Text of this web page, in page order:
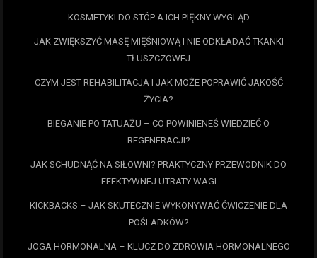
KOSMETYKI DO STÓP A ICH PIĘKNY WYGLĄD
JAK ZWIĘKSZYĆ MASĘ MIĘŚNIOWĄ I NIE ODKŁADAĆ TKANKI
TŁUSZCZOWEJ
CZYM JEST REHABILITACJA I JAK MOŻE POPRAWIĆ JAKOŚĆ
ŻYCIA?
BIEGANIE PO TATUAŻU – CO POWINIENEŚ WIEDZIEĆ O
REGENERACJI?
JAK SCHUDNĄĆ NA SIŁOWNI? PRAKTYCZNY PRZEWODNIK DO
EFEKTYWNEJ UTRATY WAGI
KICKBACKS – JAK SKUTECZNIE WYKONYWAĆ ĆWICZENIE DLA
POŚLADKÓW?
JOGA HORMONALNA – KLUCZ DO ZDROWIA HORMONALNEGO